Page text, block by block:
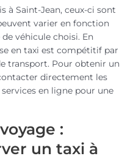
à Saint-Jean, ceux-ci sont
varier en fonction
véhicule choisi. En
en taxi est compétitif par
transport. Pour obtenir un
directement les
en ligne pour une
:
un taxi à